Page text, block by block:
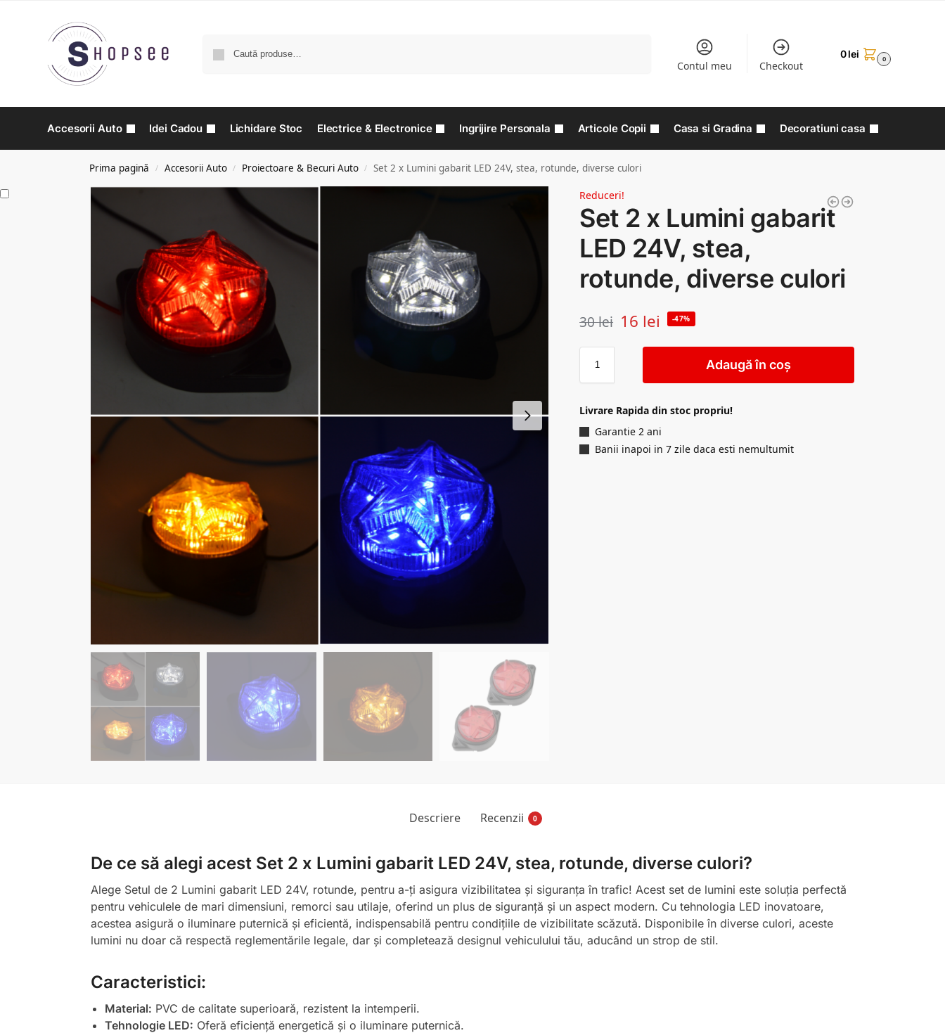
Contul meu Checkout
0lei 0
Accesorii Auto Idei Cadou Lichidare Stoc Electrice & Electronice Ingrijire Personala Articole Copii Casa si Gradina Decoratiuni casa
Prima pagină / Accesorii Auto / Proiectoare & Becuri Auto / Set 2 x Lumini gabarit LED 24V, stea, rotunde, diverse culori
Reduceri!
Set 2 x Lumini gabarit
LED 24V, stea,
rotunde, diverse culori
30lei 16 lei -47%
Adaugă în coș
Livrare Rapida din stoc propriu!
Garantie 2 ani
Banii inapoi in 7 zile daca esti nemultumit
Descriere Recenzii 0
De ce să alegi acest Set 2 x Lumini gabarit LED 24V, stea, rotunde, diverse culori?
Alege Setul de 2 Lumini gabarit LED 24V, rotunde, pentru a-ți asigura vizibilitatea și siguranța în trafic! Acest set de lumini este soluția perfectă
pentru vehiculele de mari dimensiuni, remorci sau utilaje, oferind un plus de siguranță și un aspect modern. Cu tehnologia LED inovatoare,
acestea asigură o iluminare puternică și eficientă, indispensabilă pentru condițiile de vizibilitate scăzută. Disponibile în diverse culori, aceste
lumini nu doar că respectă reglementările legale, dar și completează designul vehiculului tău, aducând un strop de stil.
Caracteristici:
Material: PVC de calitate superioară, rezistent la intemperii.
Tehnologie LED: Oferă eficiență energetică și o iluminare puternică.